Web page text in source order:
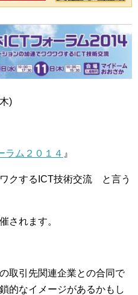
)
ラム２０１４ 』
クするICT技術交流 と言う
されます。
取引先関連企業との合同で
的なイメージがあるかもし